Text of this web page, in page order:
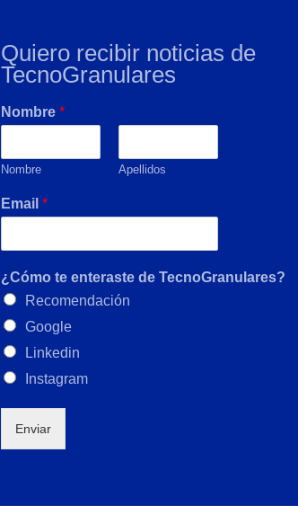
Quiero recibir noticias de
TecnoGranulares
Nombre *
Nombre Apellidos
Email *
¿Cómo te enteraste de TecnoGranulares?
Recomendación
Google
Linkedin
Instagram
Enviar